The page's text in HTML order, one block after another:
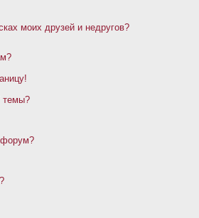
моих друзей и недругов?
темы?
форум?